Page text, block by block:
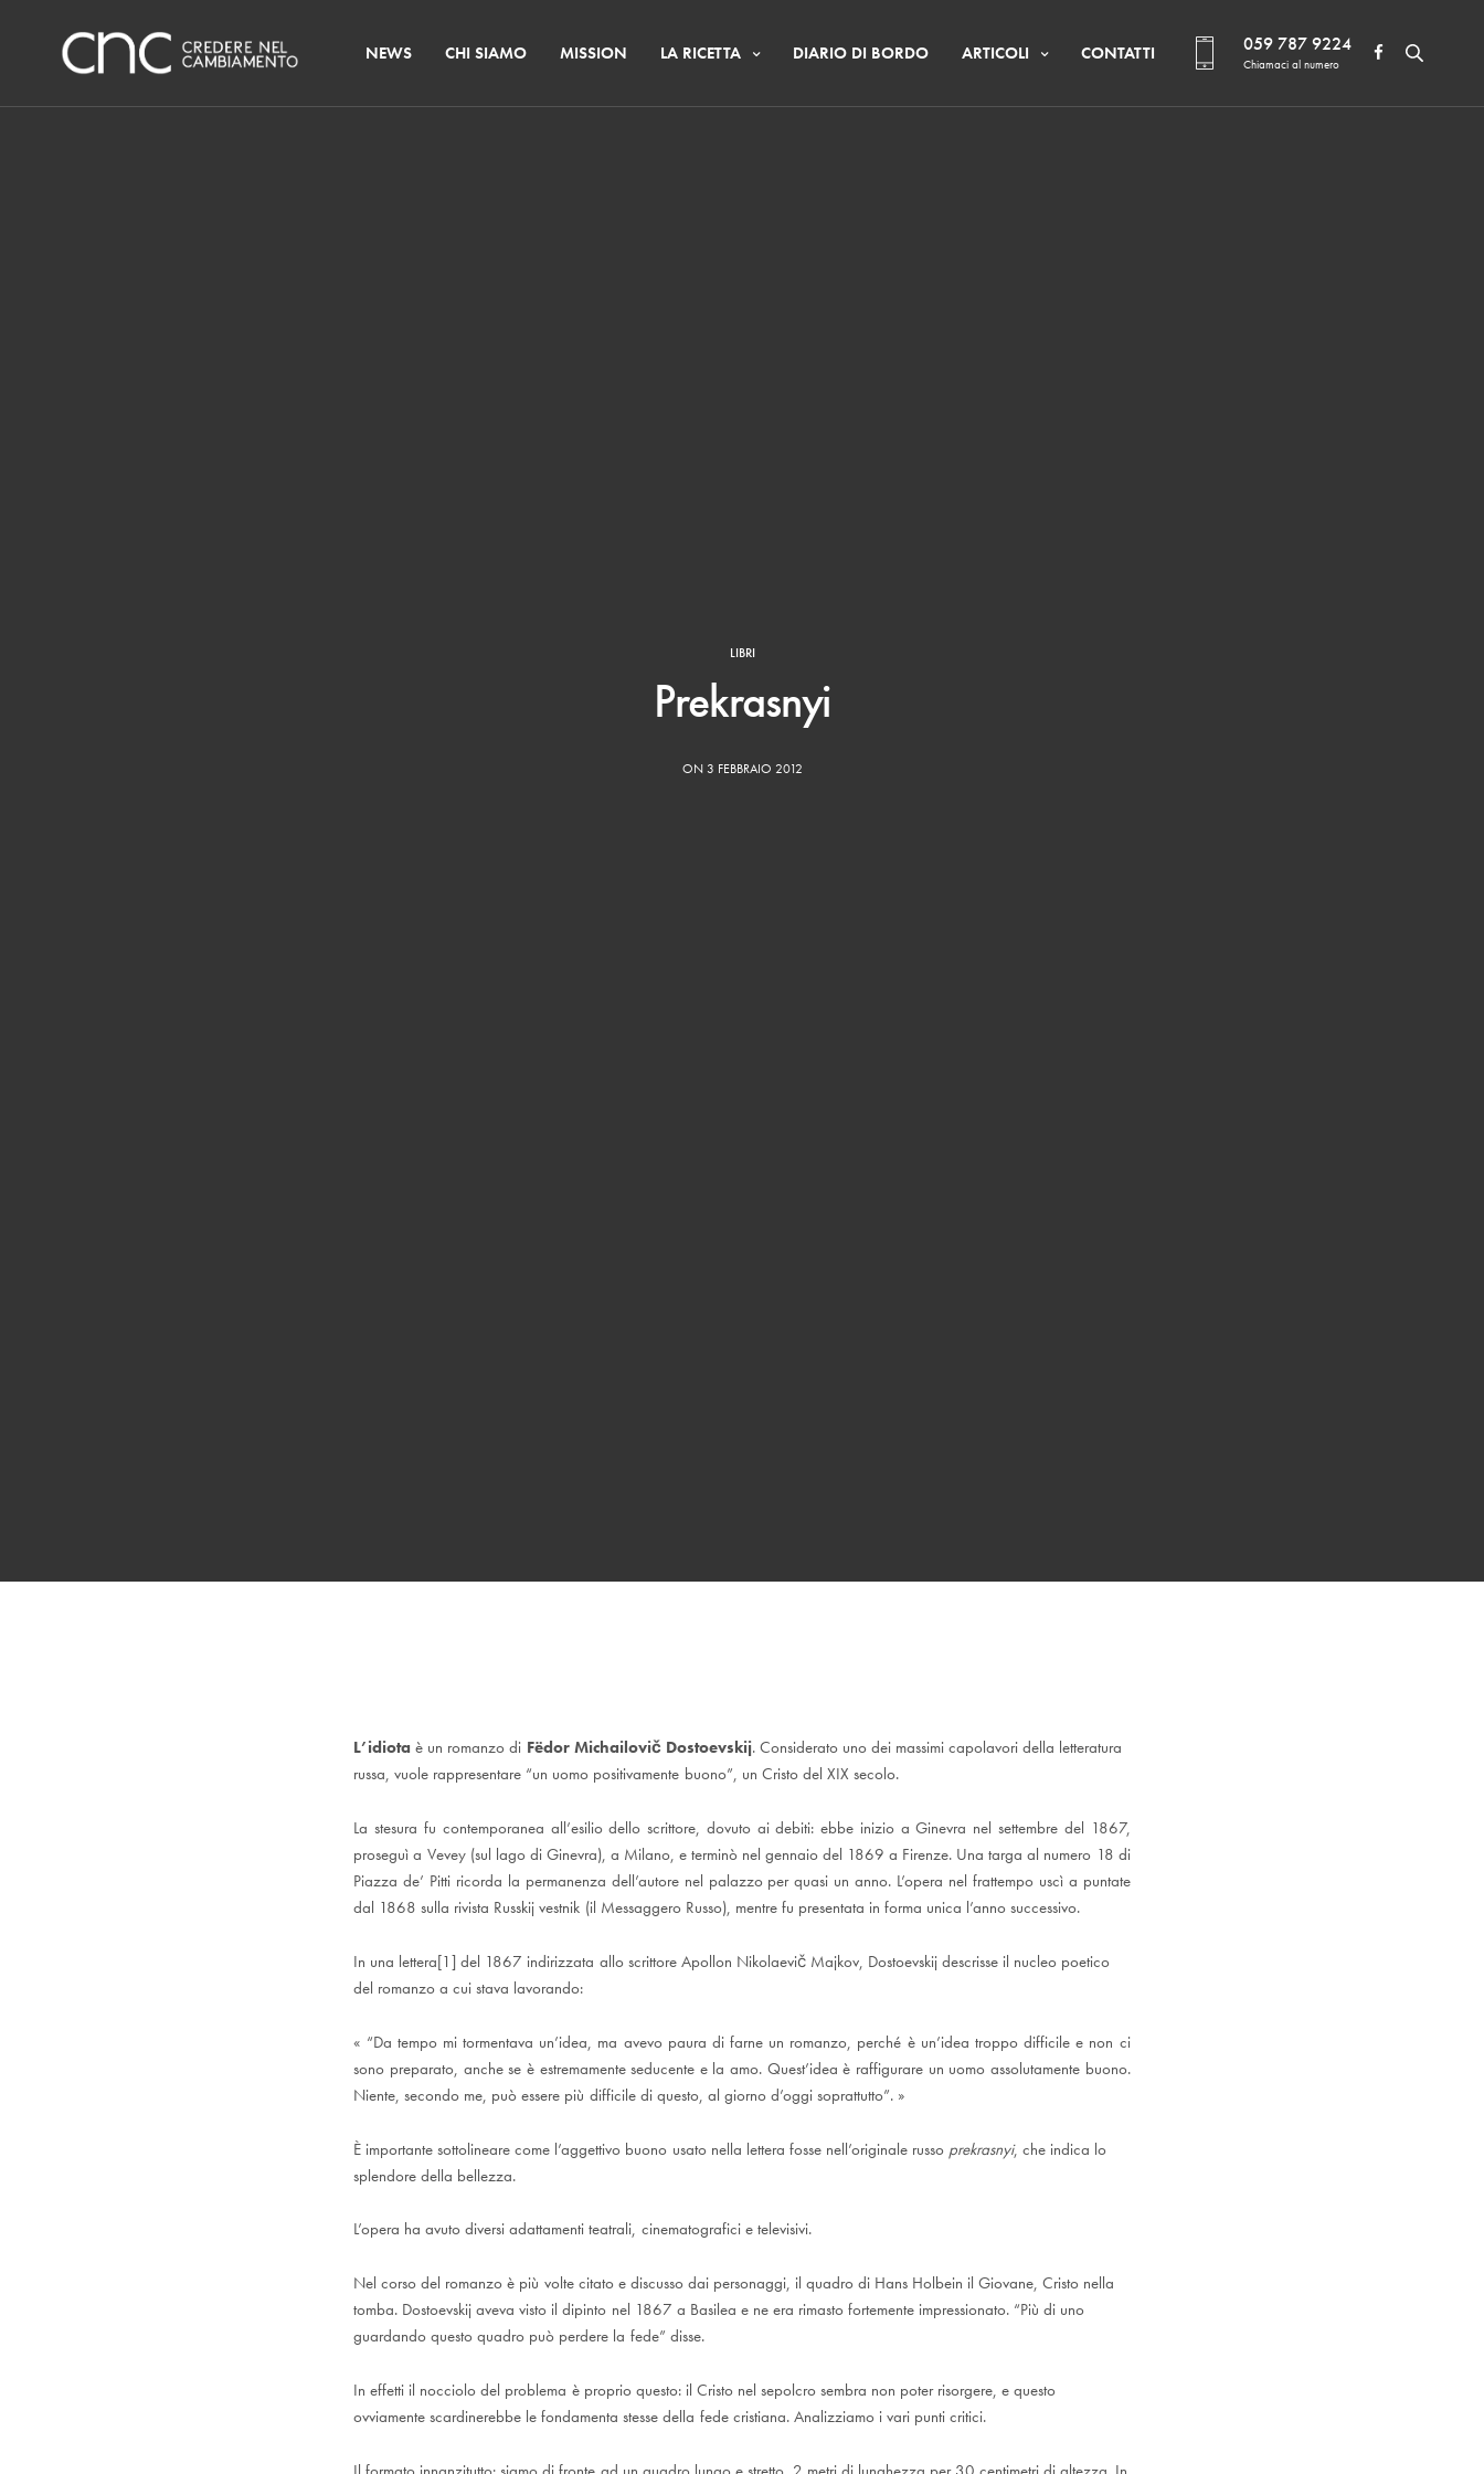
NEWS CHI SIAMO MISSION LA RICETTA DIARIO DI BORDO ARTICOLI CONTATTI 059 787 9224
Chiamaci al numero
LIBRI
Prekrasnyi
ON 3 FEBBRAIO 2012
L’idiota è un romanzo di Fëdor Michailovič Dostoevskij. Considerato uno dei massimi capolavori della letteratura
russa, vuole rappresentare “un uomo positivamente buono”, un Cristo del XIX secolo.
La stesura fu contemporanea all’esilio dello scrittore, dovuto ai debiti: ebbe inizio a Ginevra nel settembre del 1867,
proseguì a Vevey (sul lago di Ginevra), a Milano, e terminò nel gennaio del 1869 a Firenze. Una targa al numero 18 di
Piazza de’ Pitti ricorda la permanenza dell’autore nel palazzo per quasi un anno. L’opera nel frattempo uscì a puntate
dal 1868 sulla rivista Russkij vestnik (il Messaggero Russo), mentre fu presentata in forma unica l’anno successivo.
In una lettera[1] del 1867 indirizzata allo scrittore Apollon Nikolaevič Majkov, Dostoevskij descrisse il nucleo poetico
del romanzo a cui stava lavorando:
« “Da tempo mi tormentava un’idea, ma avevo paura di farne un romanzo, perché è un’idea troppo difficile e non ci
sono preparato, anche se è estremamente seducente e la amo. Quest’idea è raffigurare un uomo assolutamente buono.
Niente, secondo me, può essere più difficile di questo, al giorno d’oggi soprattutto”. »
È importante sottolineare come l’aggettivo buono usato nella lettera fosse nell’originale russo prekrasnyi, che indica lo
splendore della bellezza.
L’opera ha avuto diversi adattamenti teatrali, cinematografici e televisivi.
Nel corso del romanzo è più volte citato e discusso dai personaggi, il quadro di Hans Holbein il Giovane, Cristo nella
tomba. Dostoevskij aveva visto il dipinto nel 1867 a Basilea e ne era rimasto fortemente impressionato. “Più di uno
guardando questo quadro può perdere la fede” disse.
In effetti il nocciolo del problema è proprio questo: il Cristo nel sepolcro sembra non poter risorgere, e questo
ovviamente scardinerebbe le fondamenta stesse della fede cristiana. Analizziamo i vari punti critici.